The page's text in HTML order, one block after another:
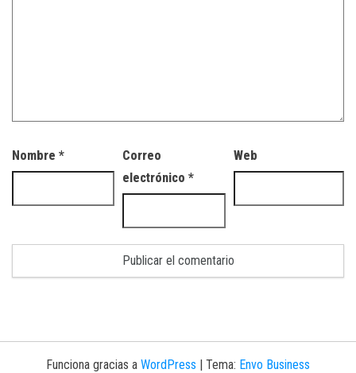
Nombre *
Correo
electrónico*
Web
Funciona gracias a WordPress | Tema: Envo Business